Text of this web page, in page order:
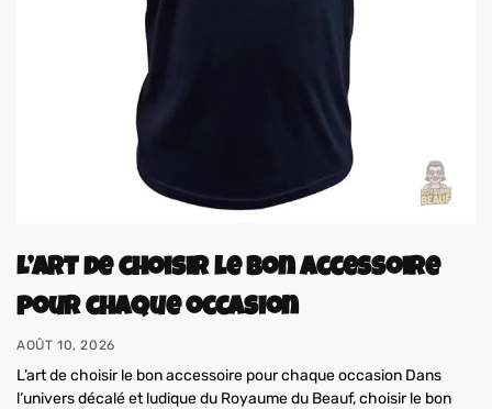
L’art de choisir le bon accessoire
pour chaque occasion
AOÛT 10, 2026
L’art de choisir le bon accessoire pour chaque occasion Dans
l’univers décalé et ludique du Royaume du Beauf, choisir le bon